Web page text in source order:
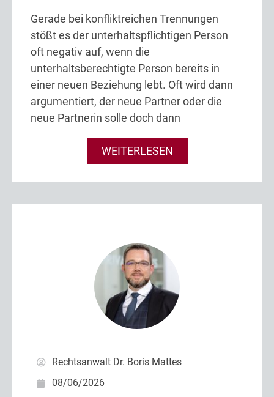
Gerade bei konfliktreichen Trennungen
stößt es der unterhaltspflichtigen Person
oft negativ auf, wenn die
unterhaltsberechtigte Person bereits in
einer neuen Beziehung lebt. Oft wird dann
argumentiert, der neue Partner oder die
neue Partnerin solle doch dann
WEITERLESEN
Rechtsanwalt Dr. Boris Mattes
08/06/2026